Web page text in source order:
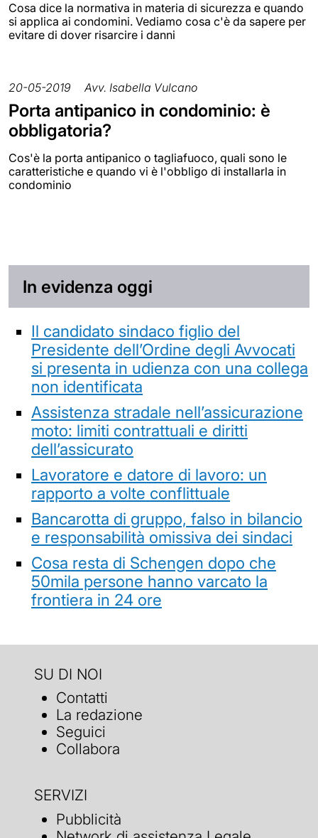
Cosa dice la normativa in materia di sicurezza e quando
si applica ai condomini. Vediamo cosa c'è da sapere per
evitare di dover risarcire i danni
20-05-2019 Avv. Isabella Vulcano
Porta antipanico in condominio: è
obbligatoria?
Cos'è la porta antipanico o tagliafuoco, quali sono le
caratteristiche e quando vi è l'obbligo di installarla in
condominio
In evidenza oggi
Il candidato sindaco figlio del
Presidente dell’Ordine degli Avvocati
si presenta in udienza con una collega
non identificata
Assistenza stradale nell’assicurazione
moto: limiti contrattuali e diritti
dell’assicurato
Lavoratore e datore di lavoro: un
rapporto a volte conflittuale
Bancarotta di gruppo, falso in bilancio
e responsabilità omissiva dei sindaci
Cosa resta di Schengen dopo che
50mila persone hanno varcato la
frontiera in 24 ore
SU DI NOI
Contatti
La redazione
Seguici
Collabora
SERVIZI
Pubblicità